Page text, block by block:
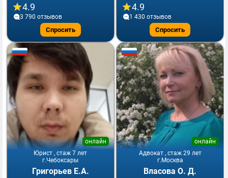
4.9
3 790 отзывов
Спросить
4.9
1 430 отзывов
Спросить
Юрист , стаж 7 лет
онлайн
г.Чебоксары
Григорьев Е.А.
Адвокат , стаж 29 лет
онлайн
г.Москва
Власова О. Д.